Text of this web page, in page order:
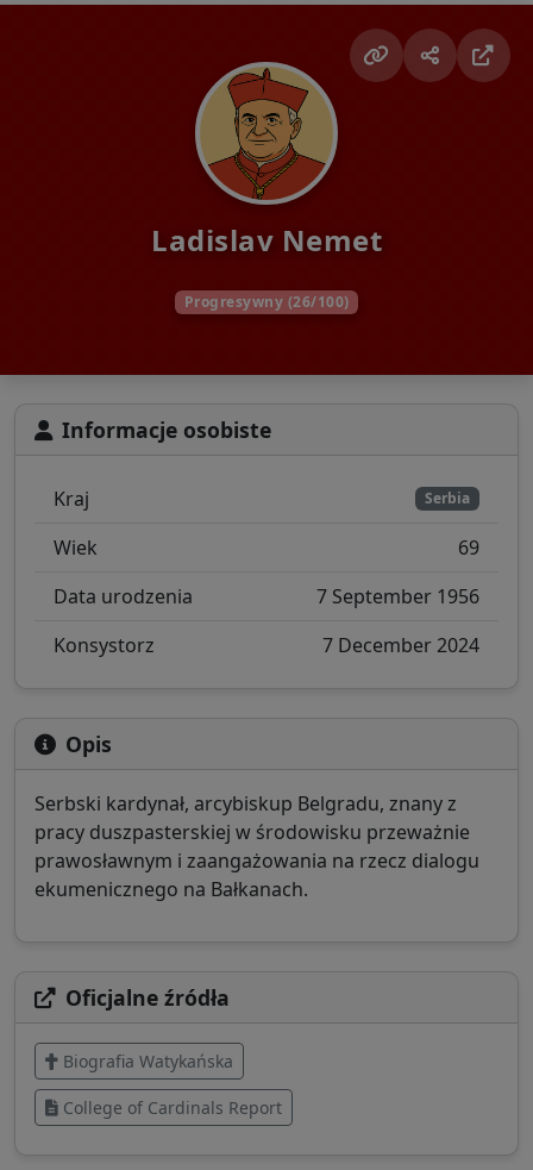
Ladislav Nemet
Progresywny (26/100)
Informacje osobiste
Kraj Serbia
Wiek
69
Data urodzenia
7 September 1956
Konsystorz
7 December 2024
Opis
Serbski kardynał, arcybiskup Belgradu, znany z
pracy duszpasterskiej w środowisku przeważnie
prawosławnym i zaangażowania na rzecz dialogu
ekumenicznego na Bałkanach.
Oficjalne źródła
Biografia Watykańska
College of Cardinals Report